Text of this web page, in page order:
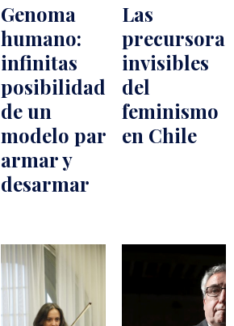
Genoma
humano:
infinitas
posibilidades
de un
modelo para
armar y
desarmar
Las
precursoras
invisibles
del
feminismo
en Chile